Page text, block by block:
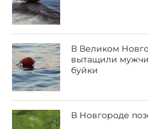
В Великом
вытащили
буйки
В Новгороде